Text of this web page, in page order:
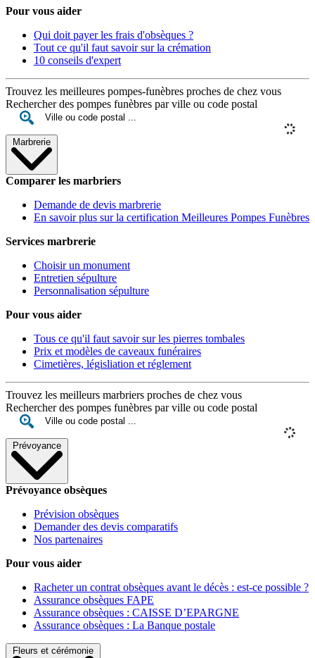
Pour vous aider
Qui doit payer les frais d'obsèques ?
Tout ce qu'il faut savoir sur la crémation
10 conseils d'expert
Trouvez les meilleures pompes-funèbres proches de chez vous
Rechercher des pompes funèbres par ville ou code postal
Marbrerie
Comparer les marbriers
Demande de devis marbrerie
En savoir plus sur la certification Meilleures Pompes Funèbres
Services marbrerie
Choisir un monument
Entretien sépulture
Personnalisation sépulture
Pour vous aider
Tous ce qu'il faut savoir sur les pierres tombales
Prix et modèles de caveaux funéraires
Cimetières, législiation et réglement
Trouvez les meilleurs marbriers proches de chez vous
Rechercher des pompes funèbres par ville ou code postal
Prévoyance
Prévoyance obsèques
Prévision obsèques
Demander des devis comparatifs
Nos partenaires
Pour vous aider
Racheter un contrat obsèques avant le décès : est-ce possible ?
Assurance obsèques FAPE
Assurance obsèques : CAISSE D’EPARGNE
Assurance obsèques : La Banque postale
Fleurs et cérémonie